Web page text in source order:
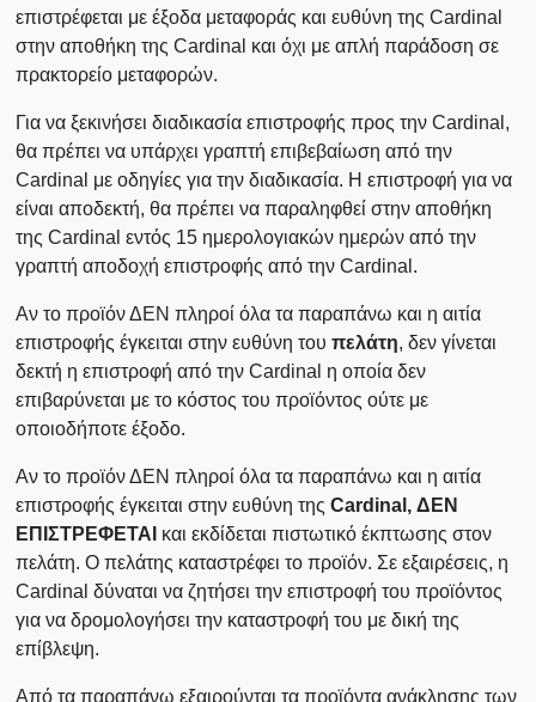
επιστρέφεται με έξοδα μεταφοράς και ευθύνη της Cardinal
στην αποθήκη της Cardinal και όχι με απλή παράδοση σε
πρακτορείο μεταφορών.
Για να ξεκινήσει διαδικασία επιστροφής προς την Cardinal,
θα πρέπει να υπάρχει γραπτή επιβεβαίωση από την
Cardinal με οδηγίες για την διαδικασία. Η επιστροφή για να
είναι αποδεκτή, θα πρέπει να παραληφθεί στην αποθήκη
της Cardinal εντός 15 ημερολογιακών ημερών από την
γραπτή αποδοχή επιστροφής από την Cardinal.
Αν το προϊόν ΔΕΝ πληροί όλα τα παραπάνω και η αιτία
επιστροφής έγκειται στην ευθύνη του πελάτη, δεν γίνεται
δεκτή η επιστροφή από την Cardinal η οποία δεν
επιβαρύνεται με το κόστος του προϊόντος ούτε με
οποιοδήποτε έξοδο.
Αν το προϊόν ΔΕΝ πληροί όλα τα παραπάνω και η αιτία
επιστροφής έγκειται στην ευθύνη της Cardinal, ΔΕΝ
ΕΠΙΣΤΡΕΦΕΤΑΙ και εκδίδεται πιστωτικό έκπτωσης στον
πελάτη. Ο πελάτης καταστρέφει το προϊόν. Σε εξαιρέσεις, η
Cardinal δύναται να ζητήσει την επιστροφή του προϊόντος
για να δρομολογήσει την καταστροφή του με δική της
επίβλεψη.
Από τα παραπάνω εξαιρούνται τα προϊόντα ανάκλησης των